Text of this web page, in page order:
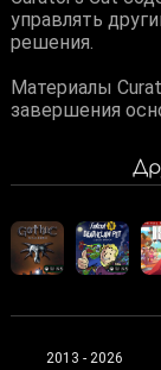
управлять
решения.
Материалы
завершения
2013 - 2026